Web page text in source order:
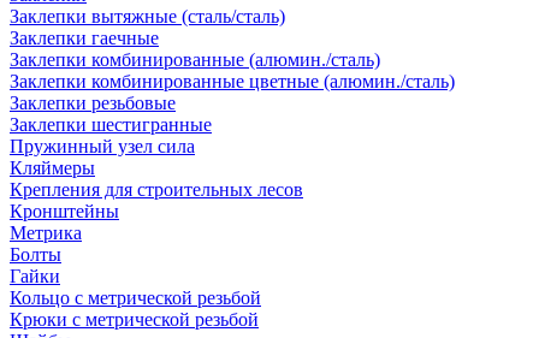
Заклепки вытяжные (сталь/сталь)
Заклепки гаечные
Заклепки комбинированные (алюмин./сталь)
Заклепки комбинированные цветные (алюмин./сталь)
Заклепки резьбовые
Заклепки шестигранные
Пружинный узел сила
Кляймеры
Крепления для строительных лесов
Кронштейны
Метрика
Болты
Гайки
Кольцо с метрической резьбой
Крюки с метрической резьбой